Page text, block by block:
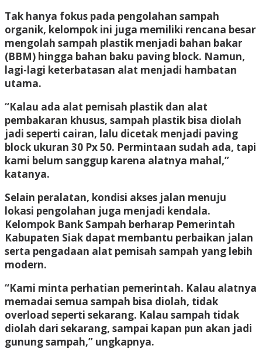
Tak hanya fokus pada pengolahan sampah
organik, kelompok ini juga memiliki rencana besar
mengolah sampah plastik menjadi bahan bakar
(BBM) hingga bahan baku paving block. Namun,
lagi-lagi keterbatasan alat menjadi hambatan
utama.
“Kalau ada alat pemisah plastik dan alat
pembakaran khusus, sampah plastik bisa diolah
jadi seperti cairan, lalu dicetak menjadi paving
block ukuran 30 Px 50. Permintaan sudah ada, tapi
kami belum sanggup karena alatnya mahal,”
katanya.
Selain peralatan, kondisi akses jalan menuju
lokasi pengolahan juga menjadi kendala.
Kelompok Bank Sampah berharap Pemerintah
Kabupaten Siak dapat membantu perbaikan jalan
serta pengadaan alat pemisah sampah yang lebih
modern.
“Kami minta perhatian pemerintah. Kalau alatnya
memadai semua sampah bisa diolah, tidak
overload seperti sekarang. Kalau sampah tidak
diolah dari sekarang, sampai kapan pun akan jadi
gunung sampah,” ungkapnya.